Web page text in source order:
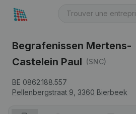
Begrafenissen Mertens-
Castelein Paul (SNC)
BE 0862.188.557
Pellenbergstraat 9, 3360 Bierbeek